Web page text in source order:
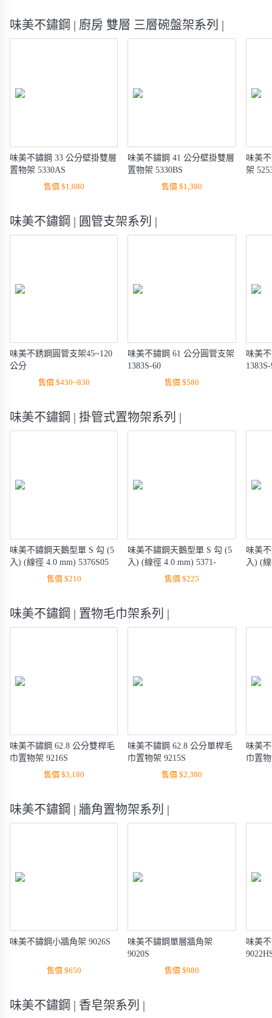
味美不鏽鋼 | 廚房 雙層 三層碗盤架系列 |
味美不鏽鋼 33 公分壁掛雙層
置物架 5330AS
售價 $1,080
味美不鏽鋼 41 公分壁掛雙層
置物架 5330BS
售價 $1,380
味美
架
味美不鏽鋼 | 圓管支架系列 |
味美不銹鋼圓管支架45~120
公分
售價 $430~830
味美不鏽鋼 61 公分圓管支架
1383S-60
售價 $580
味美
味美不鏽鋼 | 掛管式置物架系列 |
味美不鏽鋼天鵝型單 S 勾 (5
入) (線徑 4.0 mm) 5376S05
售價 $210
味美不鏽鋼天鵝型單 S 勾 (5
入) (線徑 4.0 mm) 5371-
售價 $225
味美
入) (
味美不鏽鋼 | 置物毛巾架系列 |
味美不鏽鋼 62.8 公分雙桿毛
巾置物架 9216S
售價 $3,180
味美不鏽鋼 62.8 公分單桿毛
巾置物架 9215S
售價 $2,380
味美
巾置
味美不鏽鋼 | 牆角置物架系列 |
味美不鏽鋼小牆角架 9026S
售價 $650
味美不鏽鋼單層牆角架
9020S
售價 $980
味美
味美不鏽鋼 | 香皂架系列 |